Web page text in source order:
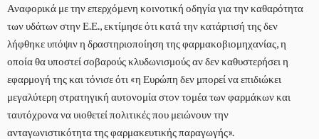
Αναφορικά με την επερχόμενη κοινοτική οδηγία για την καθαρότητα
των υδάτων στην Ε.Ε., εκτίμησε ότι κατά την κατάρτισή της δεν
λήφθηκε υπόψιν η δραστηριοποίηση της φαρμακοβιομηχανίας, η
οποία θα υποστεί σοβαρούς κλυδωνισμούς αν δεν καθυστερήσει η
εφαρμογή της και τόνισε ότι «η Ευρώπη δεν μπορεί να επιδιώκει
μεγαλύτερη στρατηγική αυτονομία στον τομέα των φαρμάκων και
ταυτόχρονα να υιοθετεί πολιτικές που μειώνουν την
ανταγωνιστικότητα της φαρμακευτικής παραγωγής».